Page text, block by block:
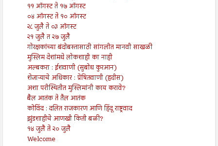
११ ऑगस्ट ते १७ ऑगस्ट
०४ ऑगस्ट ते १० ऑगस्ट
२८ जुलै ते ०३ ऑगस्ट
२१ जुलै त २७ जुलै
गोरक्षकांच्या बंदोबस्तासाठी सांगलीत मानवी साखळी
मुस्लिम देशांमधे लोकशाही का नाही
अल्बकरा : ईशवाणी (सुबोध कुरआन)
शेजाऱ्याचे अधिकार : प्रेषितवाणी (हदीस)
अशा परीस्थितीत मुस्लिमांनी काय करावे?
बैल आतंक ते तैल आतंक
कोविंद : दलित राजकारण आणि हिंदू राष्ट्रवाद
झुंडशाहीचे आणखी किती बळी?
१४ जुलै ते २० जुलै
Welcome